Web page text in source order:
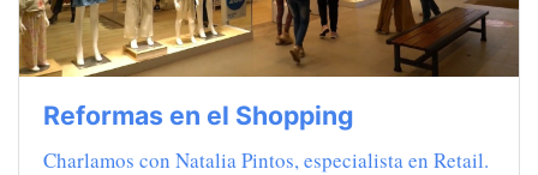
Reformas en el Shopping
Charlamos con Natalia Pintos, especialista en Retail.